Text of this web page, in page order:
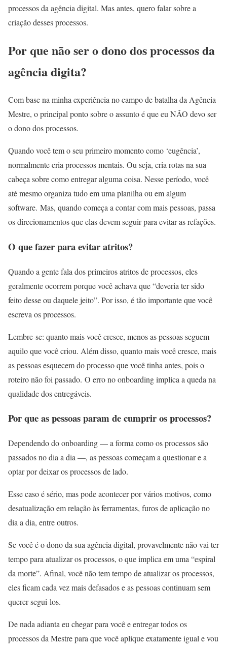
processos da agência digital. Mas antes, quero falar sobre a
criação desses processos.
Por que não ser o dono dos processos da
agência digita?
Com base na minha experiência no campo de batalha da Agência
Mestre, o principal ponto sobre o assunto é que eu NÃO devo ser
o dono dos processos.
Quando você tem o seu primeiro momento como ‘eugência’,
normalmente cria processos mentais. Ou seja, cria rotas na sua
cabeça sobre como entregar alguma coisa. Nesse período, você
até mesmo organiza tudo em uma planilha ou em algum
software. Mas, quando começa a contar com mais pessoas, passa
os direcionamentos que elas devem seguir para evitar as refações.
O que fazer para evitar atritos?
Quando a gente fala dos primeiros atritos de processos, eles
geralmente ocorrem porque você achava que “deveria ter sido
feito desse ou daquele jeito”. Por isso, é tão importante que você
escreva os processos.
Lembre-se: quanto mais você cresce, menos as pessoas seguem
aquilo que você criou. Além disso, quanto mais você cresce, mais
as pessoas esquecem do processo que você tinha antes, pois o
roteiro não foi passado. O erro no onboarding implica a queda na
qualidade dos entregáveis.
Por que as pessoas param de cumprir os processos?
Dependendo do onboarding — a forma como os processos são
passados no dia a dia —, as pessoas começam a questionar e a
optar por deixar os processos de lado.
Esse caso é sério, mas pode acontecer por vários motivos, como
desatualização em relação às ferramentas, furos de aplicação no
dia a dia, entre outros.
Se você é o dono da sua agência digital, provavelmente não vai ter
tempo para atualizar os processos, o que implica em uma “espiral
da morte”. Afinal, você não tem tempo de atualizar os processos,
eles ficam cada vez mais defasados e as pessoas continuam sem
querer segui-los.
De nada adianta eu chegar para você e entregar todos os
processos da Mestre para que você aplique exatamente igual e vou